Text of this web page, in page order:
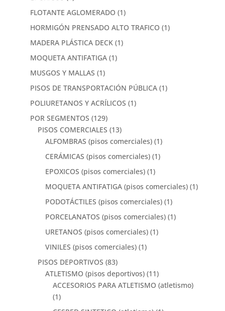
FLOTANTE AGLOMERADO (1)
HORMIGÓN PRENSADO ALTO TRAFICO (1)
MADERA PLÁSTICA DECK (1)
MOQUETA ANTIFATIGA (1)
MUSGOS Y MALLAS (1)
PISOS DE TRANSPORTACIÓN PÚBLICA (1)
POLIURETANOS Y ACRÍLICOS (1)
POR SEGMENTOS (129)
PISOS COMERCIALES (13)
ALFOMBRAS (pisos comerciales) (1)
CERÁMICAS (pisos comerciales) (1)
EPOXICOS (pisos comerciales) (1)
MOQUETA ANTIFATIGA (pisos comerciales) (1)
PODOTÁCTILES (pisos comerciales) (1)
PORCELANATOS (pisos comerciales) (1)
URETANOS (pisos comerciales) (1)
VINILES (pisos comerciales) (1)
PISOS DEPORTIVOS (83)
ATLETISMO (pisos deportivos) (11)
ACCESORIOS PARA ATLETISMO (atletismo)
(1)